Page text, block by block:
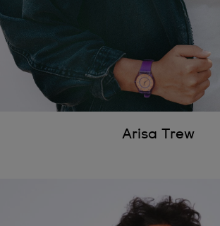
Arisa Trew